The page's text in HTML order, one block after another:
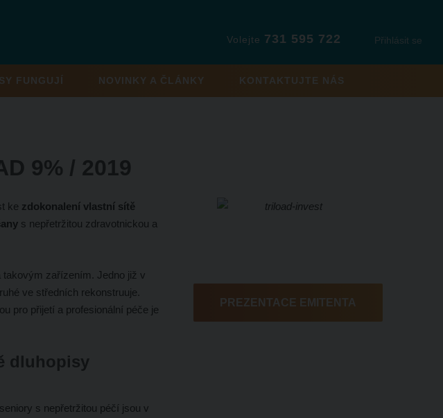
Přihlásit se
Volejte 731 595 722
FUNGUJÍ NOVINKY A ČLÁNKY KONTAKTUJTE NÁS
9% / 2019
ke zdokonalení vlastní sítě
s nepřetržitou zdravotnickou a
takovým zařízením. Jedno již v
ve středních rekonstruuje.
pro přijetí a profesionální péče je
dluhopisy
s nepřetržitou péčí jsou v
PREZENTACE EMITENTA